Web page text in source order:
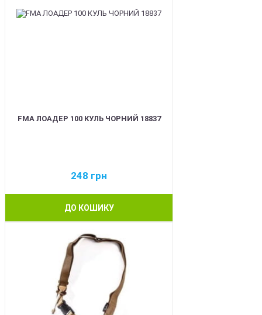
FMA ЛОАДЕР 100 КУЛЬ ЧОРНИЙ 18837
248 грн
ДО КОШИКУ